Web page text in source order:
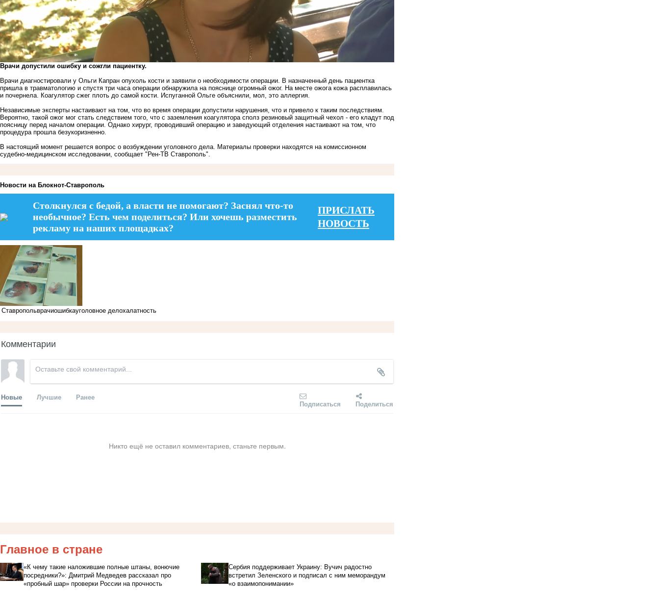
Врачи допустили ошибку и сожгли пациентку.
Врачи диагностировали у Ольги Капран опухоль кости и заявили о необходимости операции. В назначенный день пациентка
пришла в травматологию и спустя три часа операции обнаружила на пояснице огромный ожог. На месте ожога кожа расплавилась
и почернела. Коагулятор сжег плоть до самой кости. Испуганной Ольге объяснили, мол, это аллергия.
Независимые эксперты настаивают на том, что во время операции допустили нарушения, что и привело к таким последствиям.
Вероятно, такой ожог мог стать следствием того, что с заземления коагулятора сполз резиновый защитный чехол - его кладут под
поясницу перед началом операции. Однако хирург, проводивший операцию и заведующий отделения настаивают на том, что
процедура прошла безукоризненно.
В настоящий момент решается вопрос о возбуждении уголовного дела. Материалы проверки находятся на комиссионном
судебно-медицинском исследовании, сообщает "Рен-ТВ Ставрополь".
Новости на Блoкнoт-Ставрополь
Столкнулся с бедой, а власти не помогают? Заснял что-то
необычное? Есть чем поделиться? Или хочешь разместить
рекламу на наших площадках?
ПРИСЛАТЬ
НОВОСТЬ
Ставропольврачиошибкауголовное делохалатность
Комментарии
Новые Лучшие Ранее
Подписаться Поделиться
Никто ещё не оставил комментариев, станьте первым.
Главное в стране
«К чему такие наложившие полные штаны, вонючие
посредники?»: Дмитрий Медведев рассказал про
«пробный шар» проверки России на прочность
Сербия поддерживает Украину: Вучич радостно
встретил Зеленского и подписал с ним меморандум
«о взаимопонимании»